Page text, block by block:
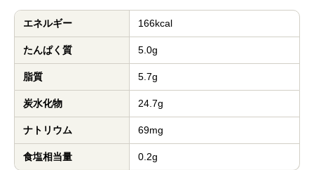
エネルギー 166kcal
たんぱく質 5.0g
脂質 5.7g
炭水化物 24.7g
ナトリウム 69mg
食塩相当量 0.2g